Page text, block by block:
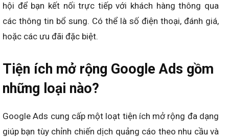
hội để bạn kết nối trực tiếp với khách hàng thông qua
các thông tin bổ sung. Có thể là số điện thoại, đánh giá,
hoặc các ưu đãi đặc biệt.
Tiện ích mở rộng Google Ads gồm
những loại nào?
Google Ads cung cấp một loạt tiện ích mở rộng đa dạng
giúp bạn tùy chỉnh chiến dịch quảng cáo theo nhu cầu và